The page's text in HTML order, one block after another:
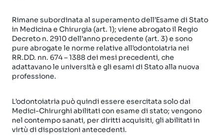
Rimane subordinata al superamento dell’Esame di Stato
in Medicina e Chirurgia (art. 1); viene abrogato il Regio
Decreto n. 2910 dell’anno precedente (art. 3) e sono
pure abrogate le norme relative all’odontoiatria nei
RR.DD. nn. 674 – 1388 dei mesi precedenti, che
adattavano le università e gli esami di Stato alla nuova
professione.
L’odontoiatria può quindi essere esercitata solo dai
Medici-Chirurghi abilitati con esame di stato; vengono
nel contempo sanati, per diritti acquisiti, gli abilitati in
virtù di disposizioni antecedenti.